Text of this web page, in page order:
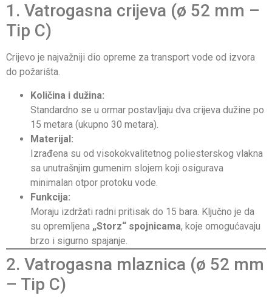
1. Vatrogasna crijeva (ø 52 mm –
Tip C)
Crijevo je najvažniji dio opreme za transport vode od izvora
do požarišta.
Količina i dužina:
Standardno se u ormar postavljaju dva crijeva dužine po
15 metara (ukupno 30 metara).
Materijal:
Izrađena su od visokokvalitetnog poliesterskog vlakna
sa unutrašnjim gumenim slojem koji osigurava
minimalan otpor protoku vode.
Funkcija:
Moraju izdržati radni pritisak do 15 bara. Ključno je da
su opremljena „Storz“ spojnicama, koje omogućavaju
brzo i sigurno spajanje.
2. Vatrogasna mlaznica (ø 52 mm
– Tip C)